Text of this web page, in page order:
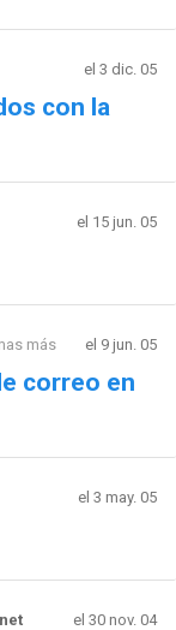
el 3 dic. 05
con la
el 15 jun. 05
más el 9 jun. 05
correo en
el 3 may. 05
el 30 nov. 04